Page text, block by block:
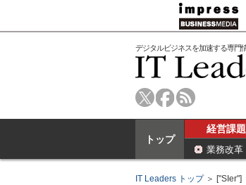
デジタルビジネスを加速する専門
トップ
経営課題
業務改革
IT Leaders トップ＞ ["SIer"]